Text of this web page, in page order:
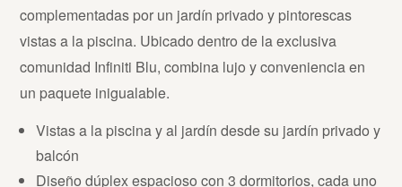
complementadas por un jardín privado y pintorescas
vistas a la piscina. Ubicado dentro de la exclusiva
comunidad Infiniti Blu, combina lujo y conveniencia en
un paquete inigualable.
Vistas a la piscina y al jardín desde su jardín privado y
balcón
Diseño dúplex espacioso con 3 dormitorios, cada uno